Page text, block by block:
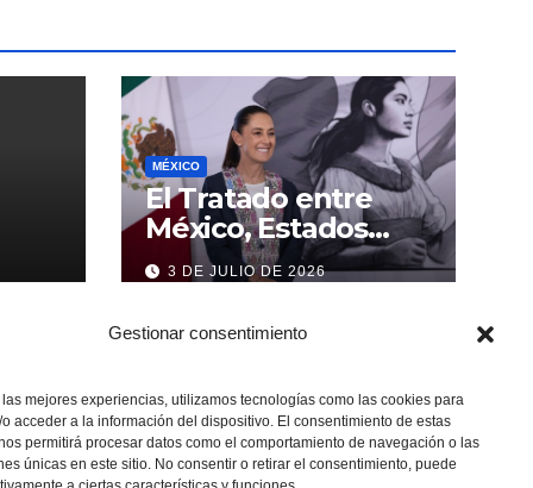
Gestionar consentimiento
las mejores experiencias, utilizamos tecnologías como las cookies para
acceder a la información del dispositivo. El consentimiento de estas
permitirá procesar datos como el comportamiento de navegación o las
únicas en este sitio. No consentir o retirar el consentimiento, puede
MÉXICO
El Tratado entre
México, Estados
Unidos y Canadá (T-
MEC) se mantiene
hasta el 2036:
Presidenta Claudia
3 DE JULIO DE 2026